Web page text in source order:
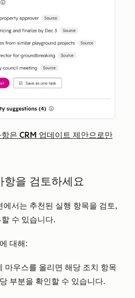
은 CRM 업데이트 제안으로만
항을 검토하세요
에서는 추천된 실행 항목을 검토,
수 있습니다.
대해:
마우스를 올리면 해당 조치 항목
부분을 확인할 수 있습니다.